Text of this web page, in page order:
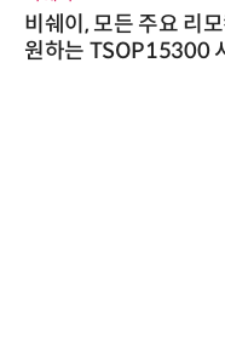
비쉐이, 모든 주요 리
원하는 TSOP15300